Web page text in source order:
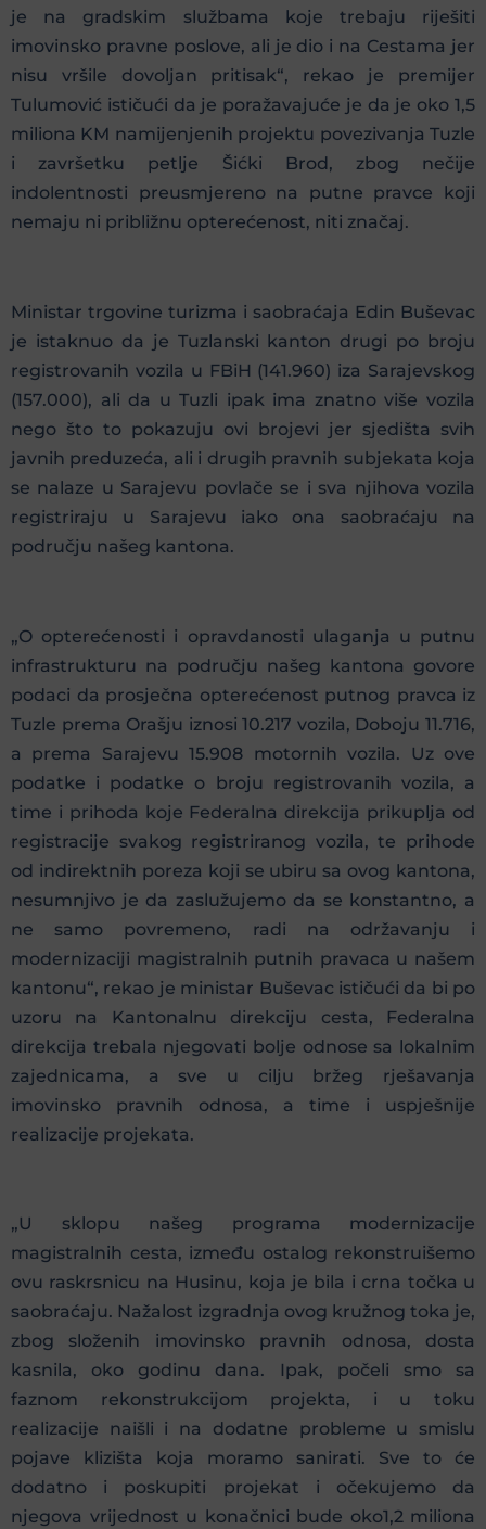
je na gradskim službama koje trebaju riješiti
imovinsko pravne poslove, ali je dio i na Cestama jer
nisu vršile dovoljan pritisak“, rekao je premijer
Tulumović ističući da je poražavajuće je da je oko 1,5
miliona KM namijenjenih projektu povezivanja Tuzle
i završetku petlje Šićki Brod, zbog nečije
indolentnosti preusmjereno na putne pravce koji
nemaju ni približnu opterećenost, niti značaj.
Ministar trgovine turizma i saobraćaja Edin Buševac
je istaknuo da je Tuzlanski kanton drugi po broju
registrovanih vozila u FBiH (141.960) iza Sarajevskog
(157.000), ali da u Tuzli ipak ima znatno više vozila
nego što to pokazuju ovi brojevi jer sjedišta svih
javnih preduzeća, ali i drugih pravnih subjekata koja
se nalaze u Sarajevu povlače se i sva njihova vozila
registriraju u Sarajevu iako ona saobraćaju na
području našeg kantona.
„O opterećenosti i opravdanosti ulaganja u putnu
infrastrukturu na području našeg kantona govore
podaci da prosječna opterećenost putnog pravca iz
Tuzle prema Orašju iznosi 10.217 vozila, Doboju 11.716,
a prema Sarajevu 15.908 motornih vozila. Uz ove
podatke i podatke o broju registrovanih vozila, a
time i prihoda koje Federalna direkcija prikuplja od
registracije svakog registriranog vozila, te prihode
od indirektnih poreza koji se ubiru sa ovog kantona,
nesumnjivo je da zaslužujemo da se konstantno, a
ne samo povremeno, radi na održavanju i
modernizaciji magistralnih putnih pravaca u našem
kantonu“, rekao je ministar Buševac ističući da bi po
uzoru na Kantonalnu direkciju cesta, Federalna
direkcija trebala njegovati bolje odnose sa lokalnim
zajednicama, a sve u cilju bržeg rješavanja
imovinsko pravnih odnosa, a time i uspješnije
realizacije projekata.
„U sklopu našeg programa modernizacije
magistralnih cesta, između ostalog rekonstruišemo
ovu raskrsnicu na Husinu, koja je bila i crna točka u
saobraćaju. Nažalost izgradnja ovog kružnog toka je,
zbog složenih imovinsko pravnih odnosa, dosta
kasnila, oko godinu dana. Ipak, počeli smo sa
faznom rekonstrukcijom projekta, i u toku
realizacije naišli i na dodatne probleme u smislu
pojave klizišta koja moramo sanirati. Sve to će
dodatno i poskupiti projekat i očekujemo da
njegova vrijednost u konačnici bude oko1,2 miliona